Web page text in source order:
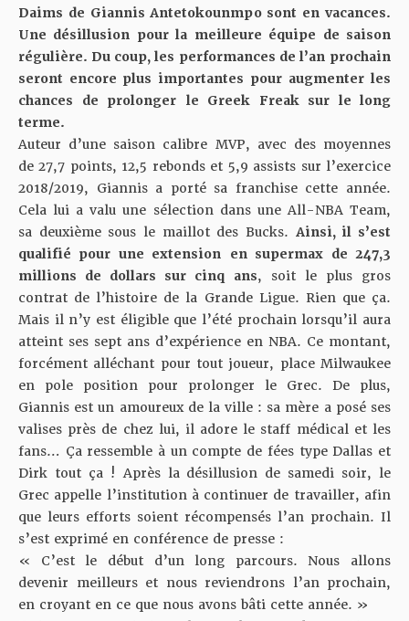
Daims de Giannis Antetokounmpo sont en vacances.
Une désillusion pour la meilleure équipe de saison
régulière. Du coup, les performances de l’an prochain
seront encore plus importantes pour augmenter les
chances de prolonger le Greek Freak sur le long
terme.
Auteur d’une saison calibre MVP, avec des moyennes
de 27,7 points, 12,5 rebonds et 5,9 assists sur l’exercice
2018/2019, Giannis a porté sa franchise cette année.
Cela lui a valu une sélection dans une All-NBA Team,
sa deuxième sous le maillot des Bucks. Ainsi, il s’est
qualifié pour une extension en supermax de 247,3
millions de dollars sur cinq ans, soit le plus gros
contrat de l’histoire de la Grande Ligue. Rien que ça.
Mais il n’y est éligible que l’été prochain lorsqu’il aura
atteint ses sept ans d’expérience en NBA. Ce montant,
forcément alléchant pour tout joueur, place Milwaukee
en pole position pour prolonger le Grec. De plus,
Giannis est un amoureux de la ville : sa mère a posé ses
valises près de chez lui, il adore le staff médical et les
fans… Ça ressemble à un compte de fées type Dallas et
Dirk tout ça ! Après la désillusion de samedi soir, le
Grec appelle l’institution à continuer de travailler, afin
que leurs efforts soient récompensés l’an prochain. Il
s’est exprimé en conférence de presse :
« C’est le début d’un long parcours. Nous allons
devenir meilleurs et nous reviendrons l’an prochain,
en croyant en ce que nous avons bâti cette année. »